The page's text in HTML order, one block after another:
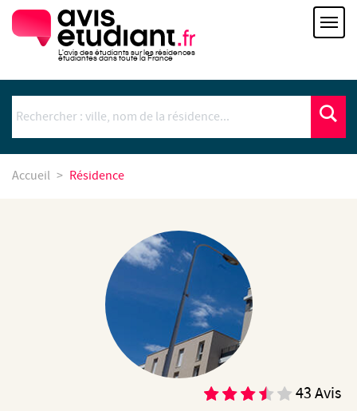
L'avis des étudiants sur les résidences
étudiantes dans toute la France
Accueil Résidence
43 Avis